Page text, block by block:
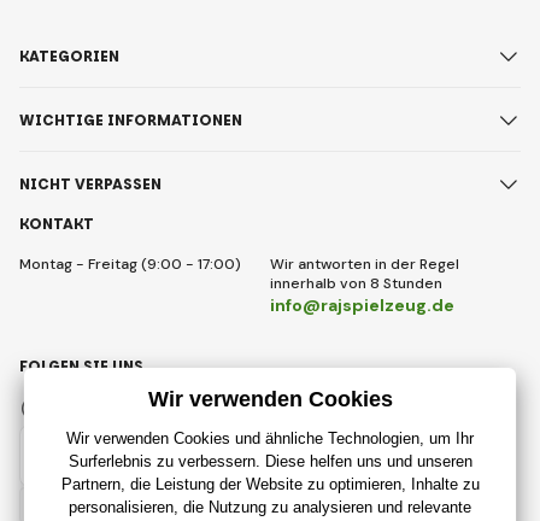
KONTAKT
Montag - Freitag (9:00 - 17:00)
Wir antworten in der Regel
innerhalb von 8 Stunden
info@rajspielzeug.de
KATEGORIEN
WICHTIGE INFORMATIONEN
NICHT VERPASSEN
Deutsch
FOLGEN SIE UNS
Instagram